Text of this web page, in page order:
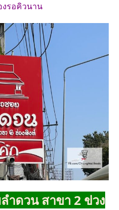
งรอคิวนาน
ำดวน สาขา 2 ข่วง